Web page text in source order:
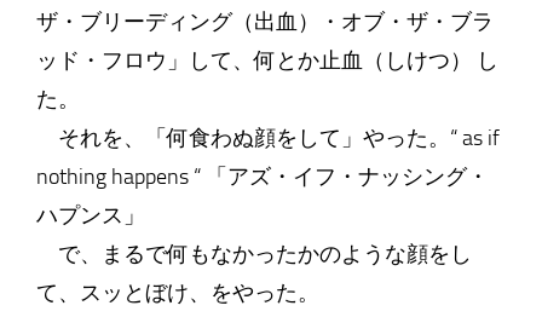
ザ・ブリーディング（出血）・オブ・ザ・ブラ
ッド・フロウ」して、何とか止血（しけつ） し
た。
それを、「何食わぬ顔をして」やった。“ as if
nothing happens “ 「アズ・イフ・ナッシング・
ハプンス」
で、まるで何もなかったかのような顔をし
て、スッとぼけ、をやった。